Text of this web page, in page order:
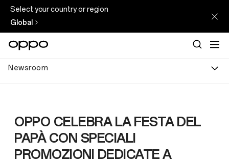
Select your country or region
Global
Newsroom
OPPO CELEBRA LA FESTA DEL
PAPÀ CON SPECIALI
PROMOZIONI DEDICATE A